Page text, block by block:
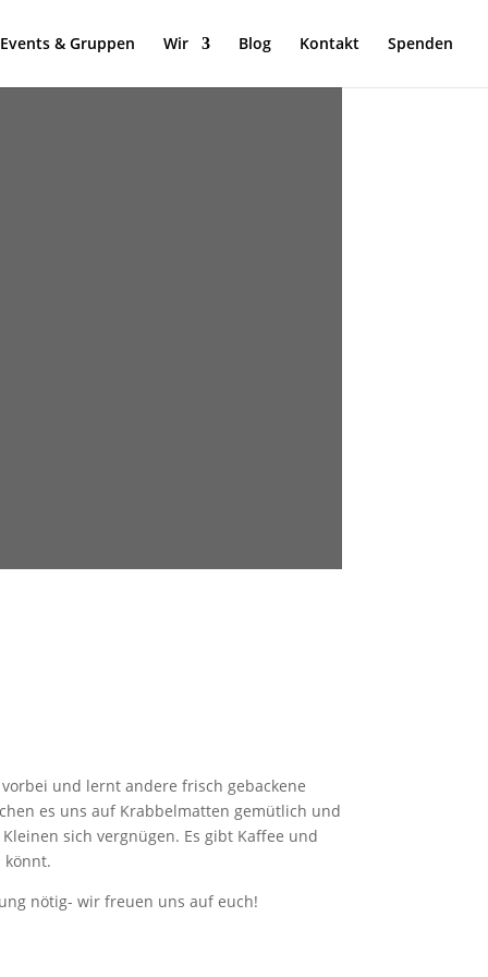
Events & Gruppen Wir Blog Kontakt Spenden
und lernt andere frisch gebackene
es uns auf Krabbelmatten gemütlich und
sich vergnügen. Es gibt Kaffee und
könnt.
nötig- wir freuen uns auf euch!